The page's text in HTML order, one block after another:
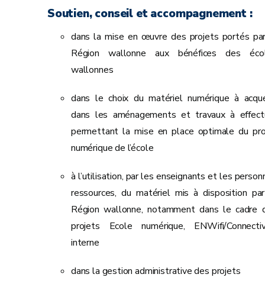
Soutien, conseil et accompagnement :
dans la mise en œuvre des projets portés
Région wallonne aux bénéfices des
wallonnes
dans le choix du matériel numérique à
dans les aménagements et travaux à
permettant la mise en place optimale du
numérique de l’école
à l’utilisation, par les enseignants et les
ressources, du matériel mis à disposition
Région wallonne, notamment dans le cadre
projets Ecole numérique, ENWifi/
interne
dans la gestion administrative des projets